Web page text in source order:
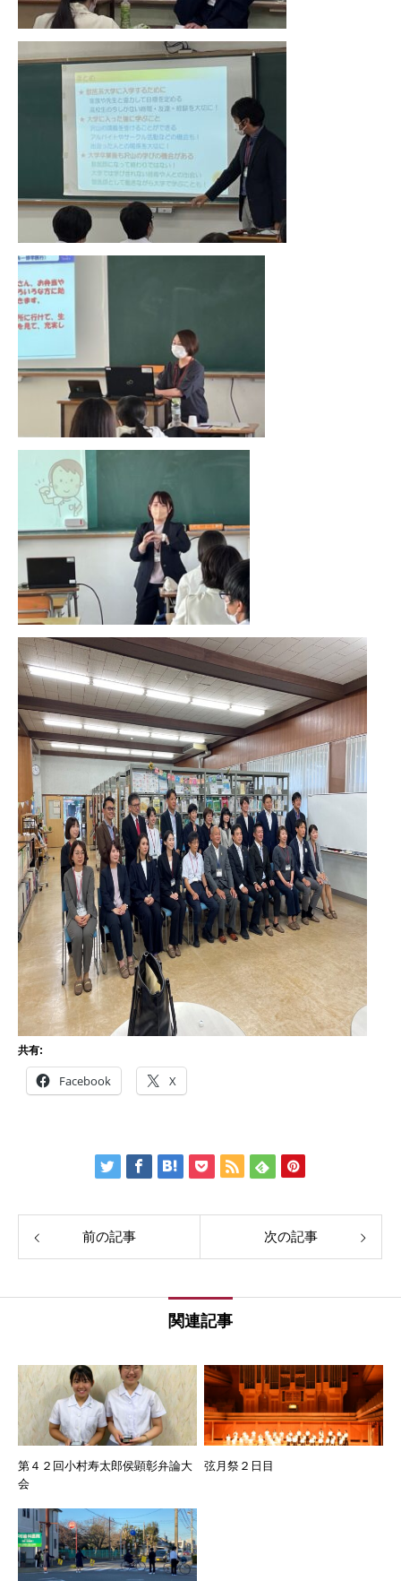
共有:
Facebook X
前の記事 次の記事
関連記事
第４２回小村寿太郎侯顕彰弁論大
会
弦月祭２日目